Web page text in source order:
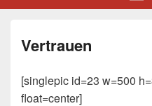
Vertrauen
[singlepic id=23 w=500
float=center]